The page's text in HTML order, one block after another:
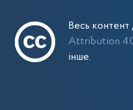
Весь контент
Attribution
інше.